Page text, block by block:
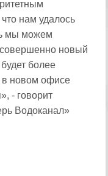
нам удалось
мы можем
новый
более
новом офисе
- говорит
Водоканал»